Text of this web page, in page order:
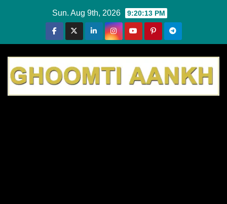
Sun. Aug 9th, 2026 9:20:14 PM